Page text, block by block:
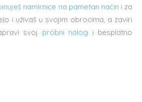
namirnice na pametan način i za
i uživaš u svojim obrocima, a zaviri
svoj probni nalog i besplatno